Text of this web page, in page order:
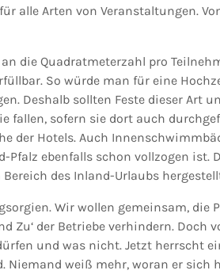
alle Arten von Veranstaltungen.
die Quadratmeterzahl pro
So würde man für eine
Deshalb sollten Feste dieser Art
fallen, sofern sie dort auch
der Hotels. Auch
Pfalz ebenfalls schon vollzogen ist.
des Inland-Urlaubs
Wir wollen gemeinsam, die
Zu‘ der Betriebe verhindern. Doch
und was nicht. Jetzt herrscht
Niemand weiß mehr, woran er sich